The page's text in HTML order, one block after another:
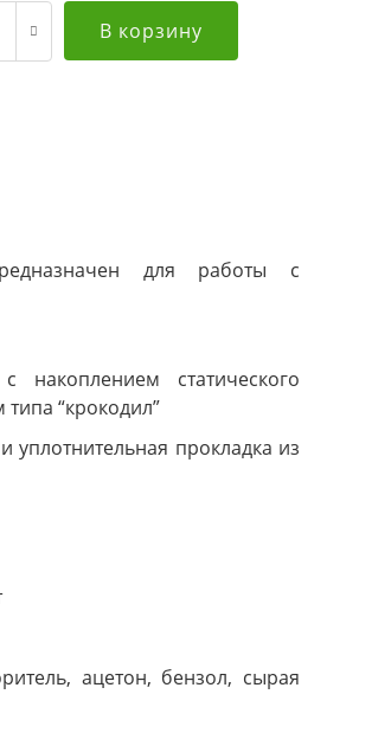
В корзину
для работы с
статического
“крокодил”
прокладка из
ацетон, бензол, сырая